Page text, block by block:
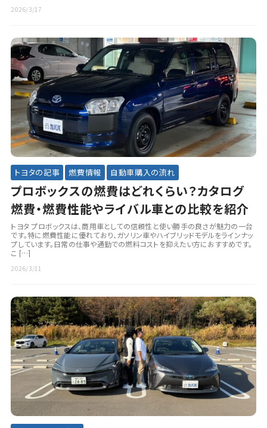
2026/3/17
トヨタの記事 燃費情報 自動車購入の流れ
プロボックスの燃費はどれくらい？カタログ
燃費・燃費性能やライバル車との比較を紹介
トヨタ プロボックスは、商用車としての信頼性と使い勝手の良さが魅力の一台
です。特に燃費性能に優れており、ガソリン車やハイブリッドモデルをラインナッ
プしています。日常の仕事や通勤での燃料コストを抑えたい方におすすめです。
こ […]
2026/3/11